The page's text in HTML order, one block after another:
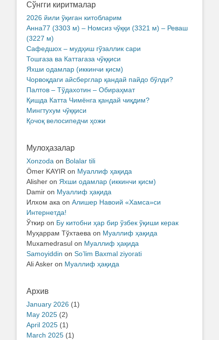
Сўнгги киритмалар
2026 йили ўқиган китобларим
Анна77 (3303 м) – Номсиз чўққи (3321 м) – Реваш
(3227 м)
Сафедшох – мудҳиш гўзаллик сари
Тошгаза ва Каттагаза чўққиси
Яхши одамлар (иккинчи қисм)
Чорвоқдаги айсберглар қандай пайдо бўлди?
Палтов – Тўдахотин – Обираҳмат
Қишда Катта Чимёнга қандай чиқдим?
Мингтухум чўққиси
Қочоқ велосипедчи ҳожи
Мулоҳазалар
Xonzoda on Bolalar tili
Ömer KAYIR on Муаллиф ҳақида
Alisher on Яхши одамлар (иккинчи қисм)
Damir on Муаллиф ҳақида
Илхом ака on Алишер Навоий «Хамса»си
Интернетда!
Ўткир on Бу китобни ҳар бир ўзбек ўқиши керак
Муҳаррам Тўхтаева on Муаллиф ҳақида
Muxamedrasul on Муаллиф ҳақида
Samoyiddin on So’lim Baxmal ziyorati
Ali Asker on Муаллиф ҳақида
Архив
January 2026 (1)
May 2025 (2)
April 2025 (1)
March 2025 (1)